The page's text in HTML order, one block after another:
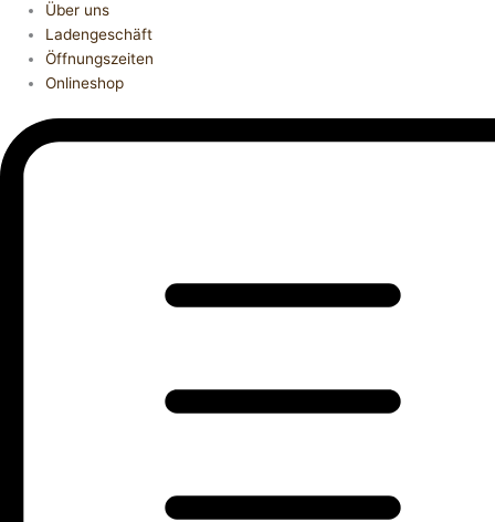
Über uns
Ladengeschäft
Öffnungszeiten
Onlineshop